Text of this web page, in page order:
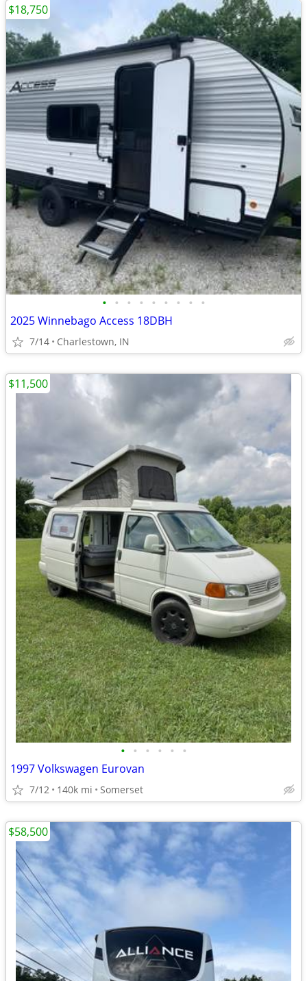
• • • • • • • • •
2025 Winnebago Access 18DBH
7/14 Charlestown, IN
$18,750
• • • • • •
1997 Volkswagen Eurovan
7/12 140k mi Somerset
$11,500
$58,500